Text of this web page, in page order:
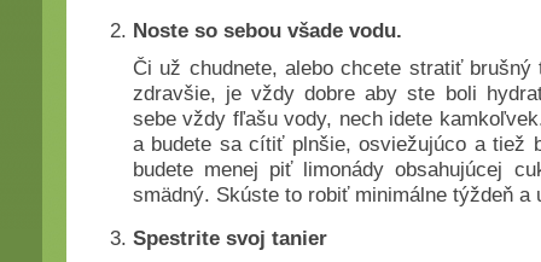
Noste so sebou všade vodu.
Či už chudnete, alebo chcete stratiť
zdravšie, je vždy dobre aby ste boli
sebe vždy fľašu vody, nech idete
a budete sa cítiť plnšie, osviežujúco a tiež
budete menej piť limonády obsahujúcej
smädný. Skúste to robiť minimálne týždeň a
Spestrite svoj tanier